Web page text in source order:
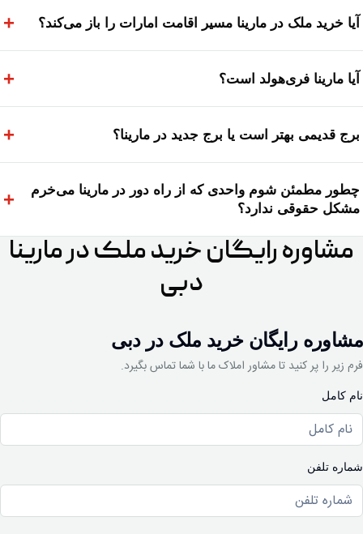
آیا خرید ملک در مارینا مسیر اقامت امارات را باز می‌کند؟ +
آیا مارینا فری‌هولد است؟ +
برج قدیمی بهتر است یا برج جدید در مارینا؟ +
چطور مطمئن شوم واحدی که از راه دور در مارینا می‌خرم
مشکل حقوقی ندارد؟
+
مشاوره رایگان خرید ملک در مارینا
دبی
مشاوره رایگان خرید ملک در دبی
فرم زیر را پر کنید تا مشاور املاک ما با شما تماس بگیرد.
نام کامل
شماره تلفن